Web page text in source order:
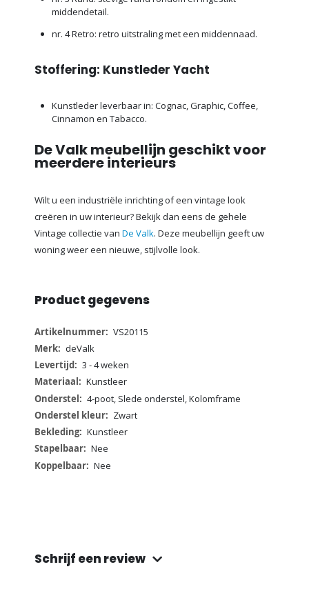
middendetail.
nr. 4 Retro: retro uitstraling met een middennaad.
Stoffering: Kunstleder Yacht
Kunstleder leverbaar in: Cognac, Graphic, Coffee,
Cinnamon en Tabacco.
De Valk meubellijn geschikt voor
meerdere interieurs
Wilt u een industriële inrichting of een vintage look
creëren in uw interieur? Bekijk dan eens de gehele
Vintage collectie van De Valk. Deze meubellijn geeft uw
woning weer een nieuwe, stijlvolle look.
Product gegevens
Meer
informatie
VS20115
deValk
3 - 4 weken
Kunstleer
4-poot, Slede onderstel, Kolomframe
Zwart
Kunstleer
Nee
Nee
Schrijf een review